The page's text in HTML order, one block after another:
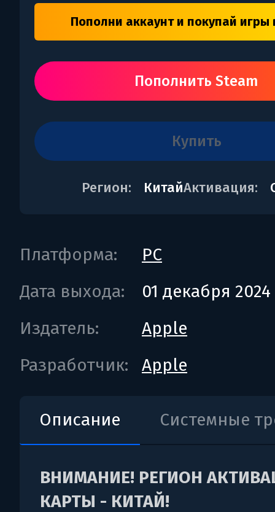
Пополни аккаунт и покупай игры
Пополнить Steam
купить
Регион: КитайАктивация:
Платформа:
PC
Дата выхода:
01 декабря 2024
Издатель:
Apple
Разработчик:
Apple
Описание Системные
ВНИМАНИЕ! РЕГИОН
КАРТЫ - КИТАЙ!